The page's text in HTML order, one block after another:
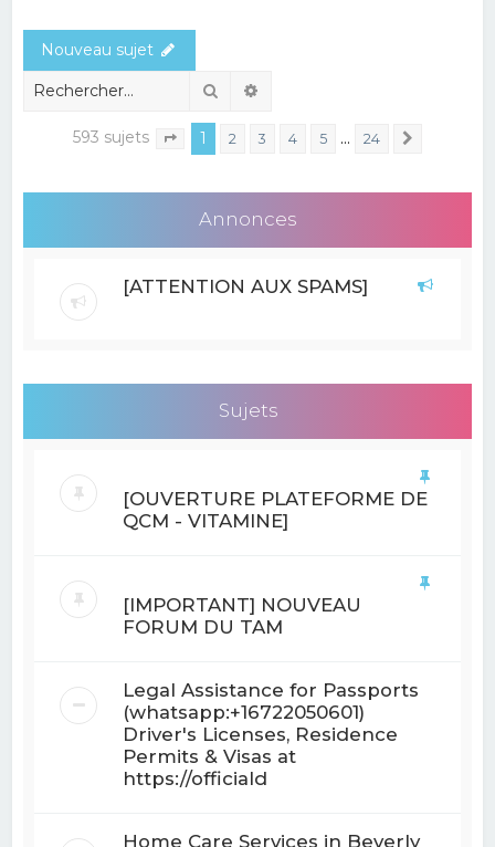
Nouveau sujet
Rechercher
593 sujets Page sur 24
1 2 3 4 5 … 24
Annonces
[ATTENTION AUX SPAMS]
Sujets
[OUVERTURE PLATEFORME DE
QCM - VITAMINE]
[IMPORTANT] NOUVEAU
FORUM DU TAM
Legal Assistance for Passports
(whatsapp:+16722050601)
Driver's Licenses, Residence
Permits & Visas at
https://officiald
Home Care Services in Beverly